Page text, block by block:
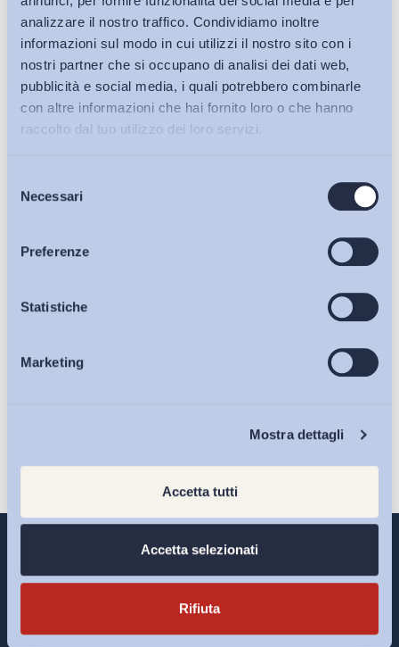
analizzare il nostro traffico. Condividiamo inoltre
informazioni sul modo in cui utilizzi il nostro sito con i
nostri partner che si occupano di analisi dei dati web,
pubblicità e social media, i quali potrebbero combinarle
con altre informazioni che hai fornito loro o che hanno
raccolto dal tuo utilizzo dei loro servizi.
delNecessari
Preferenze
Statistiche
Marketing
Mostra dettagli
Accetta tutti
Accetta selezionati
Rifiuta
Bollettini ADAPT
Articoli
Osservatori
Eventi
Ho letto e Accetto il trattamento dei dati personali descritti
Infografiche